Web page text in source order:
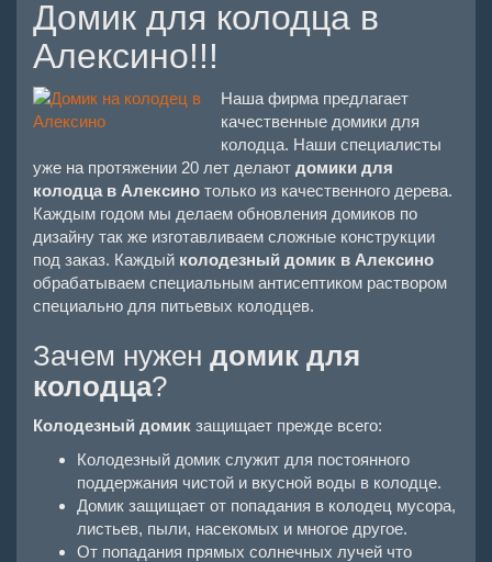
Домик для колодца в
Алексино!!!
Наша фирма предлагает
качественные домики для
колодца. Наши специалисты
уже на протяжении 20 лет делают домики для
колодца в Алексино только из качественного дерева.
Каждым годом мы делаем обновления домиков по
дизайну так же изготавливаем сложные конструкции
под заказ. Каждый колодезный домик в Алексино
обрабатываем специальным антисептиком раствором
специально для питьевых колодцев.
Зачем нужен домик для
колодца?
Колодезный домик защищает прежде всего:
Колодезный домик служит для постоянного
поддержания чистой и вкусной воды в колодце.
Домик защищает от попадания в колодец мусора,
листьев, пыли, насекомых и многое другое.
От попадания прямых солнечных лучей что